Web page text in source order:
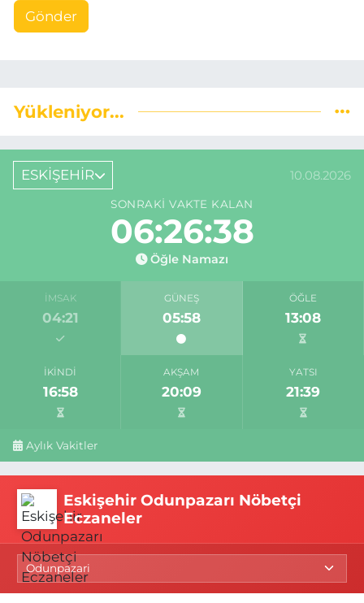
Gönder
Yükleniyor...
ESKİŞEHİR 10.08.2026
SONRAKI VAKTE KALAN
06:26:37
Öğle Namazı
İMSAK
04:21
GÜNEŞ
05:58
ÖĞLE
13:08
İKINDI
16:58
AKŞAM
20:09
YATSI
21:39
Aylık Vakitler
Eskişehir Odunpazarı Nöbetçi
Eczaneler